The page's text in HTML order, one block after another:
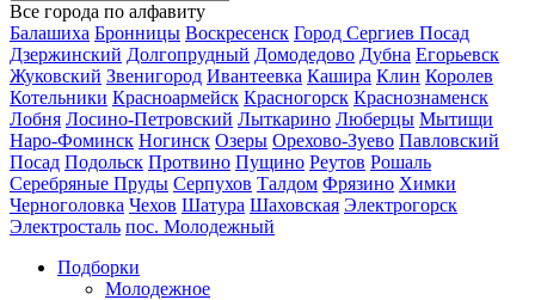
Все города по алфавиту
Балашиха Бронницы Воскресенск Город Сергиев Посад
Дзержинский Долгопрудный Домодедово Дубна Егорьевск
Жуковский Звенигород Ивантеевка Кашира Клин Королев
Котельники Красноармейск Красногорск Краснознаменск
Лобня Лосино-Петровский Лыткарино Люберцы Мытищи
Наро-Фоминск Ногинск Озеры Орехово-Зуево Павловский
Посад Подольск Протвино Пущино Реутов Рошаль
Серебряные Пруды Серпухов Талдом Фрязино Химки
Черноголовка Чехов Шатура Шаховская Электрогорск
Электросталь пос. Молодежный
Подборки
Молодежное